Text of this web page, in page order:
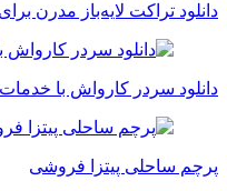
دانلود تراکت لایه‌باز مدرن
دانلود سردر کارواش با
پرچم ساحلی پیتزا فروشی